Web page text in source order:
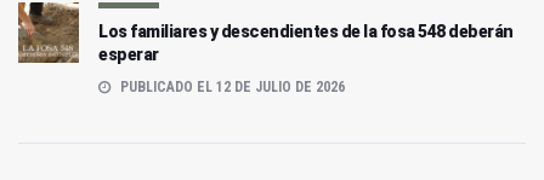
Los familiares y descendientes de la fosa 548 deberán
esperar
PUBLICADO EL 12 DE JULIO DE 2026